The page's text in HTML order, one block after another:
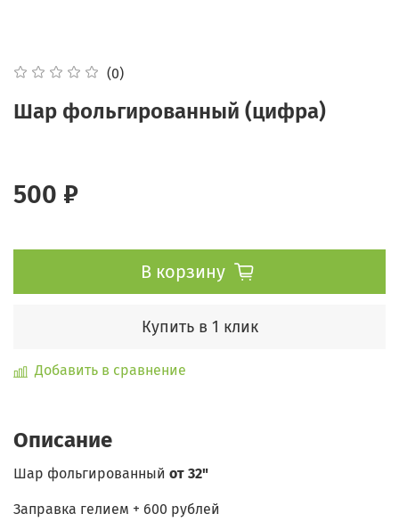
(0)
Шар фольгированный (цифра)
500 ₽
В корзину
Купить в 1 клик
Добавить в сравнение
Описание
Шар фольгированный от 32"
Заправка гелием + 600 рублей